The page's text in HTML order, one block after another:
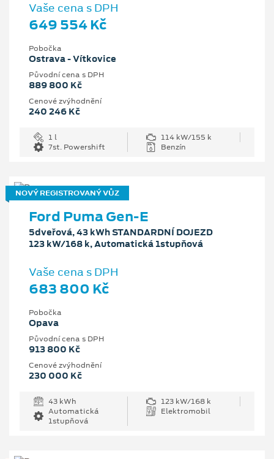
Vaše cena s DPH
649 554 Kč
Pobočka
Ostrava - Vítkovice
Původní cena s DPH
889 800 Kč
Cenové zvýhodnění
240 246 Kč
1 l
114 kW/155 k
7st. Powershift
Benzín
NOVÝ REGISTROVANÝ VŮZ
Ford Puma Gen-E
5dveřová, 43 kWh STANDARDNÍ DOJEZD
123 kW/168 k, Automatická 1stupňová
Vaše cena s DPH
683 800 Kč
Pobočka
Opava
Původní cena s DPH
913 800 Kč
Cenové zvýhodnění
230 000 Kč
43 kWh
123 kW/168 k
Automatická
1stupňová
Elektromobil